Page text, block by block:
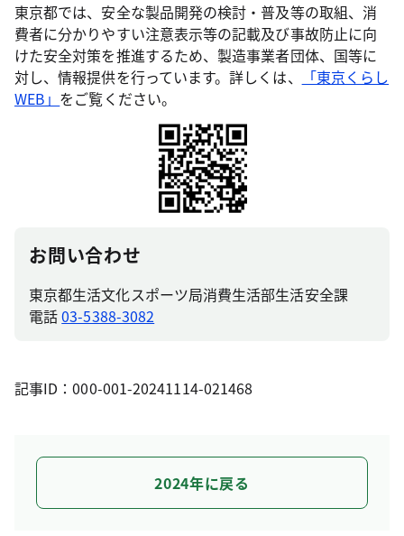
東京都では、安全な製品開発の検討・普及等の取組、消
費者に分かりやすい注意表示等の記載及び事故防止に向
けた安全対策を推進するため、製造事業者団体、国等に
対し、情報提供を行っています。詳しくは、
「東京くらし
WEB」 をご覧ください。
お問い合わせ
東京都生活文化スポーツ局消費生活部生活安全課
電話03-5388-3082
記事ID：000-001-20241114-021468
2024年に戻る